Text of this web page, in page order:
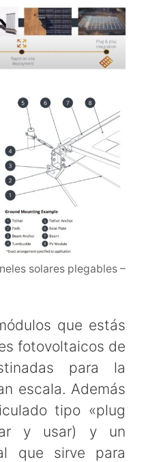
solares plegables –
que estás
fotovoltaicos de
para la
escala. Además
tipo «plug
y usar) y un
que sirve para